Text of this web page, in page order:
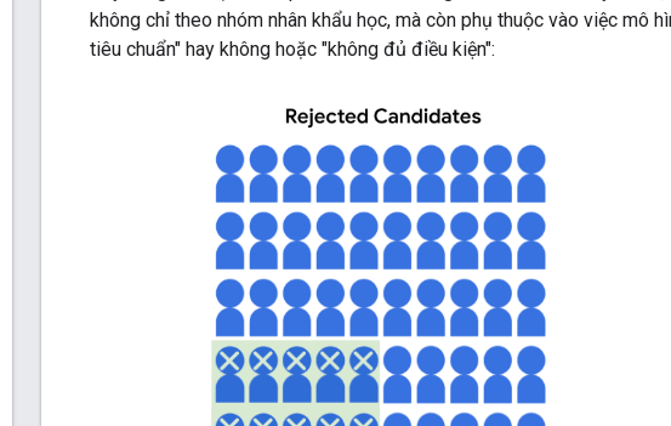
không chỉ theo nhóm nhân khẩu học, mà còn phụ thuộc vào việc mô
tiêu chuẩn" hay không hoặc "không đủ điều kiện":